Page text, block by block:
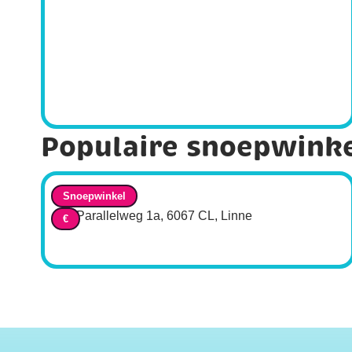
Populaire
Candiez
Parallelweg 1a, 6067 CL, Linne
Snoepwinkel
€